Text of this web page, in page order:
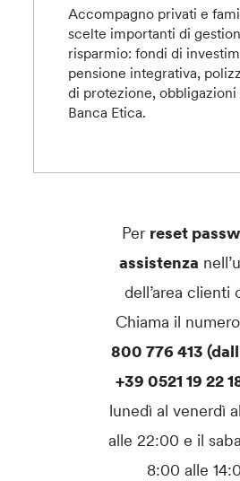
Accompagno privati e
scelte importanti di
risparmio: fondi di
pensione integrativa,
di protezione, obbligazioni
Banca Etica.
Per reset
assistenza
dell’area clienti
Chiama il
800 776 413
+39 0521 19 22
lunedì al venerdì
alle 22:00 e il
8:00 alle